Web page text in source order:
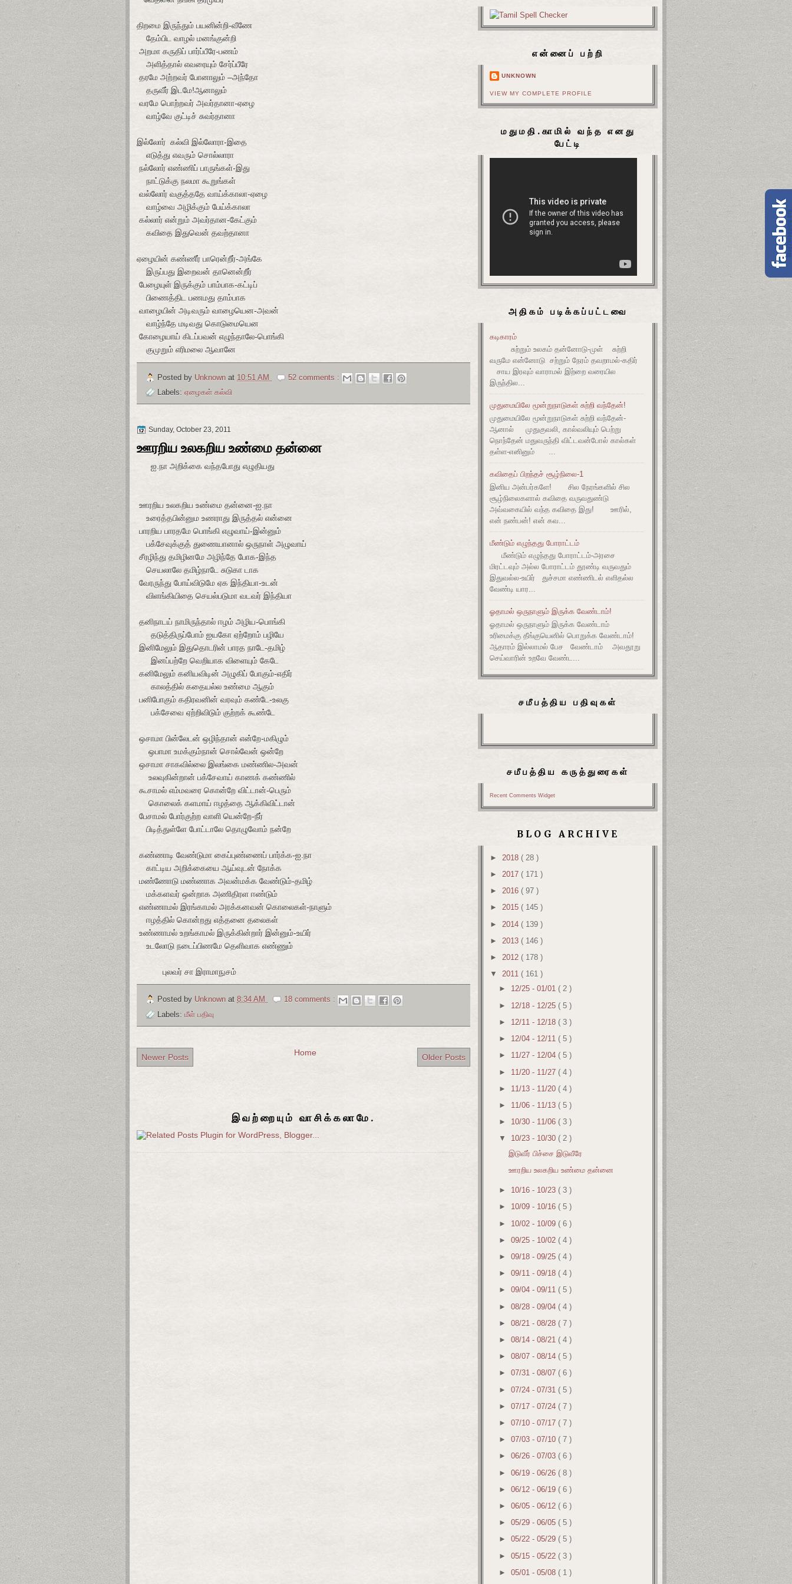
திறமை இருந்தும் பயனின்றி-வீணே
தேம்பிட வாழல் மனங்குன்றி
அறமா கருதிப் பார்ப்பீரே-பணம்
அளித்தால் எவரையும் சேர்ப்பீரே
தரமே அற்றவர் போனாலும் –அந்தோ
தருவீர் இடமே!ஆனாலும்
வரமே பொற்றவர் அவர்தானா-ஏழை
வாழ்வே குட்டிச் சுவர்தானா
இல்லோர் கல்வி இல்லோரா-இதை
எடுத்து எவரும் சொல்லாரா
நல்லோர் எண்ணிப் பாருங்கள்-இது
நாட்டுக்கு நலமா கூறுங்கள்
வல்லோர் வகுத்ததே வாய்க்காலா-ஏழை
வாழ்வை அழிக்கும் பேய்க்காலா
கல்லார் என்றும் அவர்தான-கேட்கும்
கவிதை இதுவென் தவற்தானா
ஏழையின் கண்ணீர் பாரென்றீர்-அங்கே
இருப்பது இறைவன் தானென்றீர்
பேழையுள் இருக்கும் பாம்பாக-கட்டிப்
பிணைத்திட பணமது தாம்பாக
வாழையின் அடிவரும் வாழையென-அவன்
வாழ்ந்தே மடிவது கொடுமையென
கோழையாய் கிடப்பவன் எழுந்தாலே-பொங்கி
குமுறும் எரிமலை ஆவானே
Posted by Unknown at 10:51 AM
52 comments :
Labels: ஏழைகள் கல்வி
Sunday, October 23, 2011
ஊரறிய உலகறிய உண்மை தன்னை
ஐ.நா அறிக்கை வந்தபோது எழுதியது
ஊரறிய உலகறிய உண்மை தன்னை-ஐ.நா
உரைத்தபின்னும உணராது இருத்தல் என்னை
பாரறிய பாரதமே பொங்கி எழுவாய்-இன்னும்
பக்சேவுக்குத் துணையானால் ஒருநாள் அழுவாய்
சீரழிந்து தமிழினமே அழிந்தே போக-இந்த
செயலாலே தமிழ்நாடே சுடுகா டாக
வேரருந்து போய்விடுமே ஏக இந்தியா-உடன்
விளங்கியிதை செயல்படுமா வடவர் இந்தியா
தனிநாடய் நாமிருந்தால் ஈழம் அழிய-பொங்கி
தடுத்திருப்போம் ஐயகோ ஏற்றோம் பழியே
இனிமேலும் இதுதொடரின் பாரத நாடே-தமிழ்
இனப்பற்றே வெறியாக விளையும் கேடே
கனிமேலும் கனியவிடின் அழுகிப் போகும்-எதிர்
காலத்தில் கதையல்ல உண்மை ஆகும்
பனிபோகும் கதிரவனின் வரவும் கண்டே-உலகு
பக்சேவை ஏற்றிவிடும் குற்றக் கூண்டே
ஒசாமா பின்லேடன் ஒழிந்தான் என்றே-மகிழும்
ஒபாமா உமக்கும்நான் சொல்வேன் ஒன்றே
ஒசாமா சாகவில்லை இலங்கை மண்ணில-அவன்
உலவுகின்றான் பக்சேவாய் காணக் கண்ணில்
கூசாமல் எம்மவரை கொன்றே விட்டான்-பெரும்
கொலைக் களமாய் ஈழத்தை ஆக்கிவிட்டான்
பேசாமல் போர்குற்ற வாளி யென்றே-நீர்
பிடித்துள்ளே போட்டாலே தொழுவோம் நன்றே
கண்ணாடி வேண்டுமா கைப்புண்ணைப் பார்க்க-ஐ.நா
காட்டிய அறிக்கையை ஆய்வுடன் நோக்க
மண்ணோடு மண்ணாக அவன்மக்க வேண்டும்-தமிழ்
மக்களவர் ஒன்றாக அணிதிரள ஈண்டும்
எண்ணாமல் இரங்காமல் அரக்கனவன் கொலைகள்-நாளும்
ஈழத்தில் கொன்றது எத்தனை தலைகள்
உண்ணாமல் உறங்காமல் இருக்கின்றார் இன்னும்-உயிர்
உடலோடு நடைப்பிணமே தெளிவாக எண்ணும்
புலவர் சா இராமாநுசம்
Posted by Unknown at 8:34 AM
18 comments :
Labels: மீள் பதிவு
Newer Posts Older Posts
Home
இவற்றையும் வாசிக்கலாமே.
என்னைப் பற்றி
UNKNOWN
VIEW MY COMPLETE PROFILE
மதுமதி.காமில் வந்த எனது
பேட்டி
அதிகம் படிக்கப்பட்டவை
கடிகாரம்
சுற்றும் உலகம் தன்னோடு-முள் சுற்றி
வருமே என்னோடு சற்றும் நேரம் தவறாமல்-கதிர்
சாய இரவும் வாராமல் இற்றை வரையில
இருந்தில...
முதுமையிலே மூன்றுநாடுகள் சுற்றி வந்தேன்!
முதுமையிலே மூன்றுநாடுகள் சுற்றி வந்தேன்-
ஆனால் முதுகுவலி, கால்வலியும் பெற்று
நொந்தேன் மதுவருந்தி விட்டவன்போல் கால்கள்
தள்ள-எனினும் ...
கவிதைப் பிறந்தச் சூழ்நிலை-1
இனிய அன்பர்களே! சில நேரங்களில் சில
சூழ்நிலைகளால் கவிதை வருவதுண்டு
அவ்வகையில் வந்த கவிதை இது! ஊரில்,
என் நண்பன்! என் கவ...
மீண்டும் எழுந்தது போராட்டம்
மீண்டும் எழுந்தது போராட்டம்-அரசை
மிரட்டவும் அல்ல போராட்டம் தூண்டி வருவதும்
இதுவல்ல-உயிர் துச்சமா எண்ணிடல் எளிதல்ல
வேண்டி யார...
ஓதாமல் ஒருநாளும் இருக்க வேண்டாம்!
ஓதாமல் ஒருநாளும் இருக்க வேண்டாம்
உரிமைக்கு தீங்குயெனில் பொறுக்க வேண்டாம்!
ஆதாரம் இல்லாமல் பேச வேண்டாம் அவதூறு
செய்வாரின் உறவே வேண்ட...
சமீபத்திய பதிவுகள்
சமீபத்திய கருத்துரைகள்
Recent Comments Widget
BLOG ARCHIVE
► 2018 ( 28 )
► 2017 ( 171 )
► 2016 ( 97 )
► 2015 ( 145 )
► 2014 ( 139 )
► 2013 ( 146 )
► 2012 ( 178 )
▼ 2011 ( 161 )
► 12/25 - 01/01 ( 2 )
► 12/18 - 12/25 ( 5 )
► 12/11 - 12/18 ( 3 )
► 12/04 - 12/11 ( 5 )
► 11/27 - 12/04 ( 5 )
► 11/20 - 11/27 ( 4 )
► 11/13 - 11/20 ( 4 )
► 11/06 - 11/13 ( 5 )
► 10/30 - 11/06 ( 3 )
▼ 10/23 - 10/30 ( 2 )
இடுவீர் பிச்சை இடுவீரே
ஊரறிய உலகறிய உண்மை தன்னை
► 10/16 - 10/23 ( 3 )
► 10/09 - 10/16 ( 5 )
► 10/02 - 10/09 ( 6 )
►09/25 - 10/02 ( 4 )
►09/18 - 09/25 ( 4 )
►09/11 - 09/18 ( 4 )
►09/04 - 09/11 ( 5 )
►08/28 - 09/04 ( 4 )
►08/21 - 08/28 ( 7 )
►08/14 - 08/21 ( 4 )
►08/07 - 08/14 ( 5 )
►07/31 - 08/07 ( 6 )
►07/24 - 07/31 ( 5 )
►07/17 - 07/24 ( 7 )
►07/10 - 07/17 ( 7 )
►07/03 - 07/10 ( 7 )
►06/26 - 07/03 ( 6 )
►06/19 - 06/26 ( 8 )
►06/12 - 06/19 ( 6 )
►06/05 - 06/12 ( 6 )
►05/29 - 06/05 ( 5 )
►05/22 - 05/29 ( 5 )
►05/15 - 05/22 ( 3 )
►05/01 - 05/08 ( 1 )